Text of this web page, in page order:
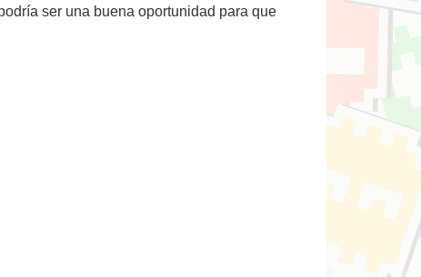
ser una buena oportunidad para que